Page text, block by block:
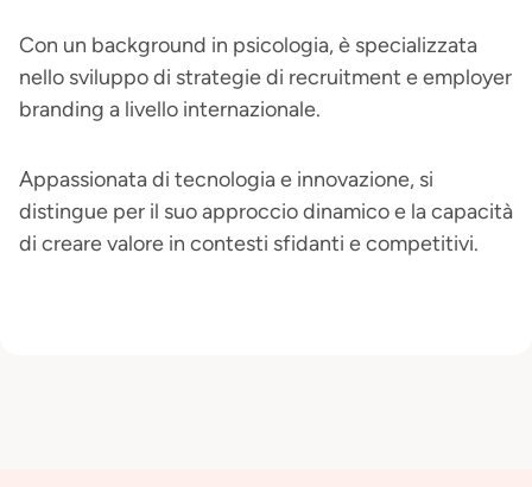
Con un background in psicologia, è specializzata
nello sviluppo di strategie di recruitment e employer
branding a livello internazionale.
Appassionata di tecnologia e innovazione, si
distingue per il suo approccio dinamico e la capacità
di creare valore in contesti sfidanti e competitivi.